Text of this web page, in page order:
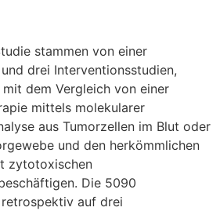
stammen von einer
drei Interventionsstudien,
dem Vergleich von einer
mittels molekularer
aus Tumorzellen im Blut oder
und den herkömmlichen
zytotoxischen
Die 5090
auf drei